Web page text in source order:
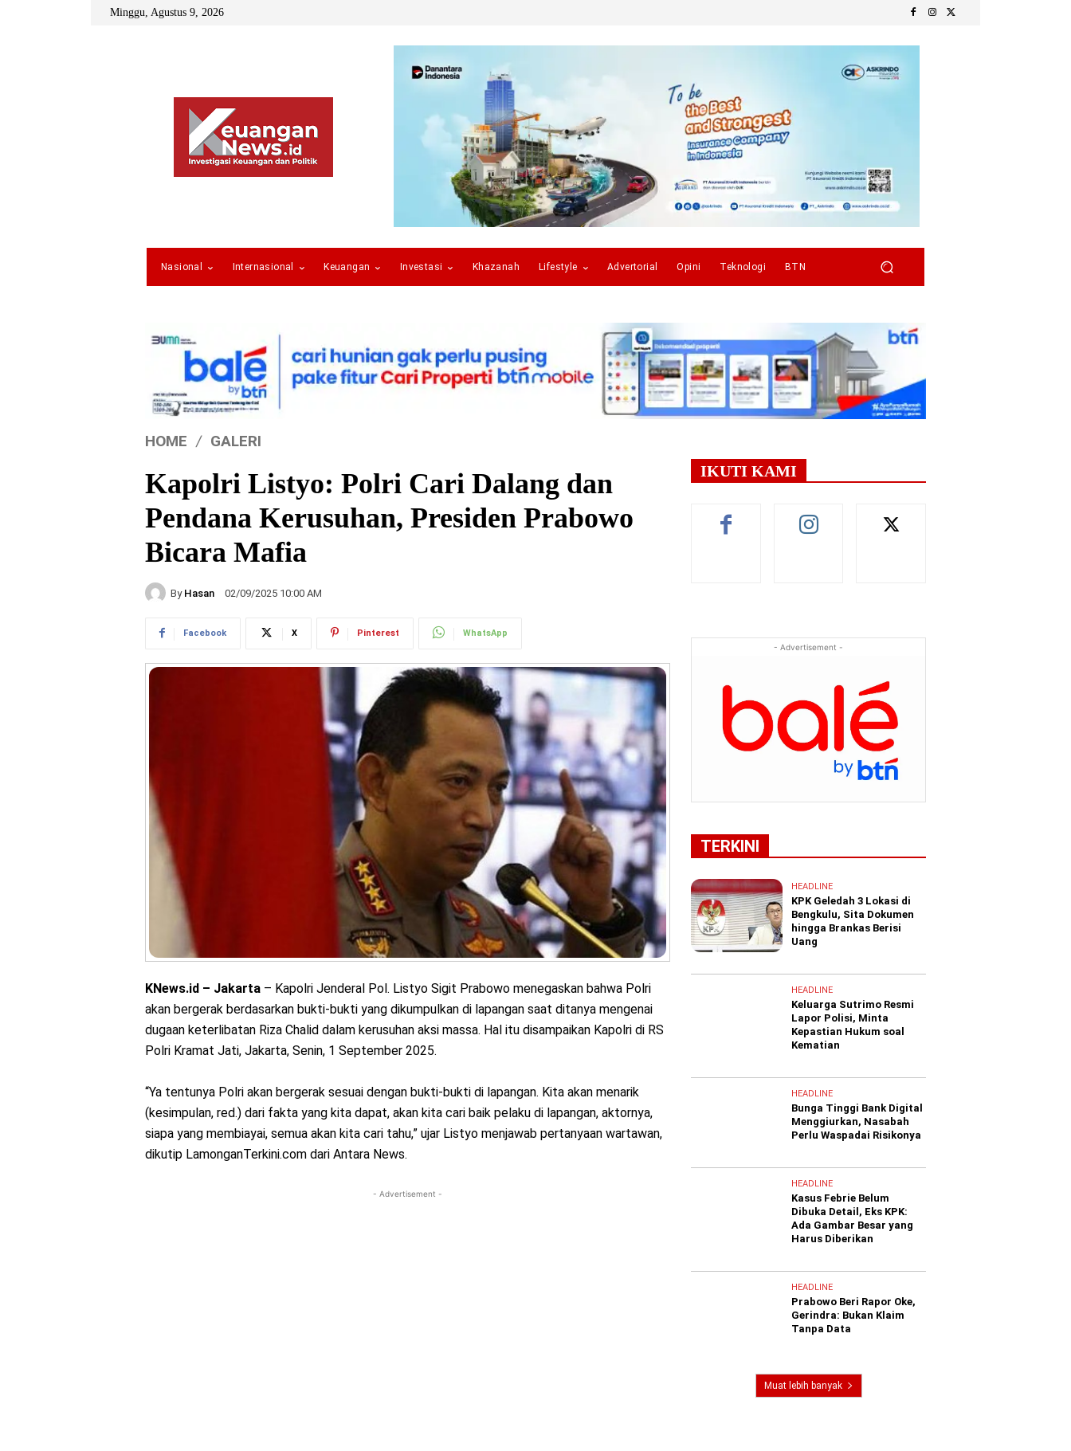
Minggu, Agustus 9, 2026
Nasional Internasional Keuangan Investasi Khazanah Lifestyle Advertorial Opini Teknologi BTN
HOME GALERI
Kapolri Listyo: Polri Cari Dalang dan
Pendana Kerusuhan, Presiden Prabowo
Bicara Mafia
By Hasan 02/09/2025 10:00 AM
Facebook X Pinterest WhatsApp
KNews.id – Jakarta – Kapolri Jenderal Pol. Listyo Sigit Prabowo menegaskan bahwa Polri
akan bergerak berdasarkan bukti-bukti yang dikumpulkan di lapangan saat ditanya mengenai
dugaan keterlibatan Riza Chalid dalam kerusuhan aksi massa. Hal itu disampaikan Kapolri di RS
Polri Kramat Jati, Jakarta, Senin, 1 September 2025.
“Ya tentunya Polri akan bergerak sesuai dengan bukti-bukti di lapangan. Kita akan menarik
(kesimpulan, red.) dari fakta yang kita dapat, akan kita cari baik pelaku di lapangan, aktornya,
siapa yang membiayai, semua akan kita cari tahu,” ujar Listyo menjawab pertanyaan wartawan,
dikutip LamonganTerkini.com dari Antara News.
- Advertisement -
IKUTI KAMI
- Advertisement -
TERKINI
HEADLINE
KPK Geledah 3 Lokasi di
Bengkulu, Sita Dokumen
hingga Brankas Berisi
Uang
HEADLINE
Keluarga Sutrimo Resmi
Lapor Polisi, Minta
Kepastian Hukum soal
Kematian
HEADLINE
Bunga Tinggi Bank Digital
Menggiurkan, Nasabah
Perlu Waspadai Risikonya
HEADLINE
Kasus Febrie Belum
Dibuka Detail, Eks KPK:
Ada Gambar Besar yang
Harus Diberikan
HEADLINE
Prabowo Beri Rapor Oke,
Gerindra: Bukan Klaim
Tanpa Data
Muat lebih banyak